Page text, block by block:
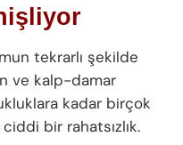
tekrarlı şekilde
ve kalp-damar
kadar birçok
bir rahatsızlık.